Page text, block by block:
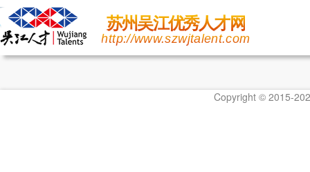
苏州吴江优秀人才网
http://www.szwjtalent.com
Copyright © 2015-